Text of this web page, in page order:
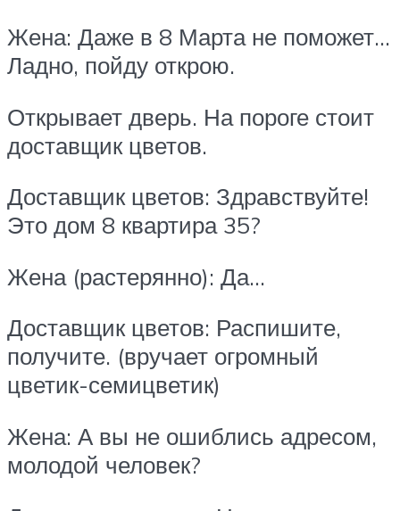
Жена: Даже в 8 Марта не поможет…
Ладно, пойду открою.
Открывает дверь. На пороге стоит
доставщик цветов.
Доставщик цветов: Здравствуйте!
Это дом 8 квартира 35?
Жена (растерянно): Да…
Доставщик цветов: Распишите,
получите. (вручает огромный
цветик-семицветик)
Жена: А вы не ошиблись адресом,
молодой человек?